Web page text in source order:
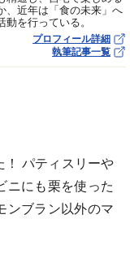
、近年は「食の未来」へ
を行っている。
プロフィール詳細
執筆記事一覧
！ パティスリーや
ニにも栗を使った
ンブラン以外のマ